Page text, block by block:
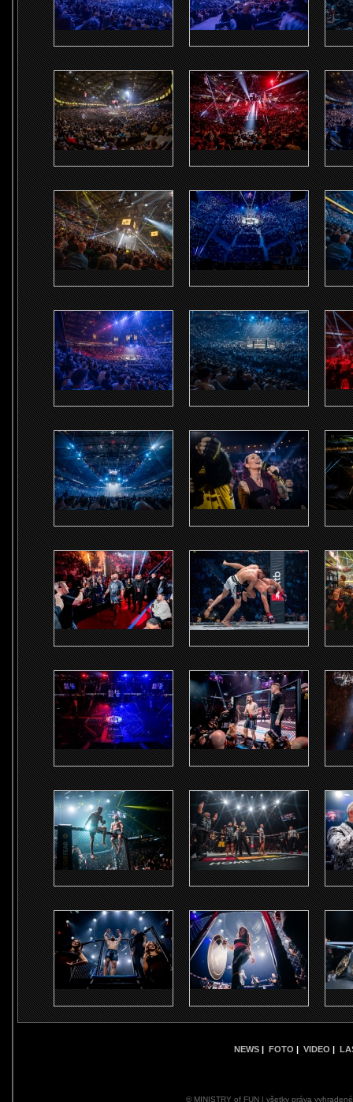
NEWS | FOTO | VIDEO |
© MINISTRY of FUN | všetky práva